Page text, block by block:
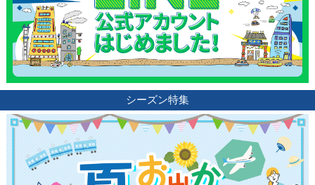
シーズン特集
ランキング
ブログ記事
サイトについて